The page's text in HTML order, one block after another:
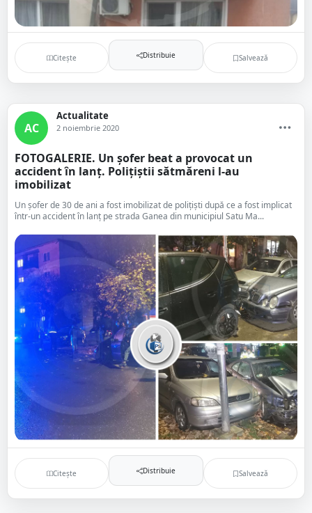
Citește Distribuie Salvează
AC
Actualitate
2 noiembrie 2020
FOTOGALERIE. Un șofer beat a provocat un
accident în lanț. Polițiștii sătmăreni l-au
imobilizat
Un șofer de 30 de ani a fost imobilizat de polițiști după ce a fost implicat
într-un accident în lanț pe strada Ganea din municipiul Satu Ma...
Citește Distribuie Salvează